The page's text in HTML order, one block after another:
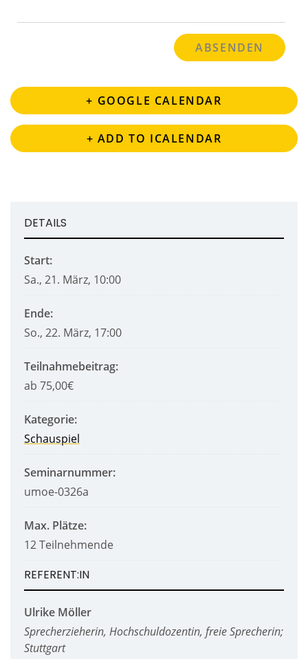
+ GOOGLE CALENDAR
+ ADD TO ICALENDAR
DETAILS
Start:
Sa., 21. März, 10:00
Ende:
So., 22. März, 17:00
Teilnahmebeitrag:
ab 75,00€
Kategorie:
Schauspiel
Seminarnummer:
umoe-0326a
Max. Plätze:
12 Teilnehmende
REFERENT:IN
Ulrike Möller
Sprecherzieherin, Hochschuldozentin, freie Sprecherin;
Stuttgart